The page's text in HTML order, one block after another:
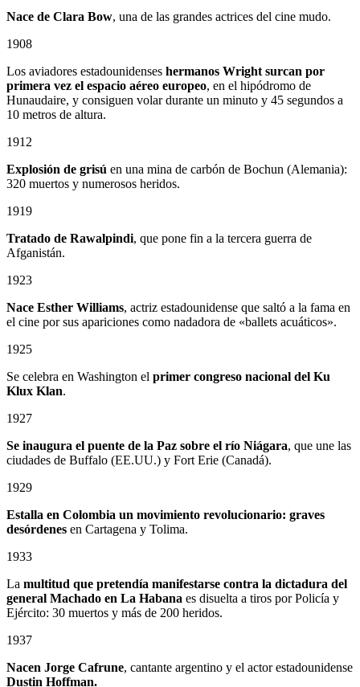
Nace de Clara Bow, una de las grandes actrices del cine mudo.
1908
Los aviadores estadounidenses hermanos Wright surcan por
primera vez el espacio aéreo europeo, en el hipódromo de
Hunaudaire, y consiguen volar durante un minuto y 45 segundos a
10 metros de altura.
1912
Explosión de grisú en una mina de carbón de Bochun (Alemania):
320 muertos y numerosos heridos.
1919
Tratado de Rawalpindi, que pone fin a la tercera guerra de
Afganistán.
1923
Nace Esther Williams, actriz estadounidense que saltó a la fama en
el cine por sus apariciones como nadadora de «ballets acuáticos».
1925
Se celebra en Washington el primer congreso nacional del Ku
Klux Klan.
1927
Se inaugura el puente de la Paz sobre el río Niágara, que une las
ciudades de Buffalo (EE.UU.) y Fort Erie (Canadá).
1929
Estalla en Colombia un movimiento revolucionario: graves
desórdenes en Cartagena y Tolima.
1933
La multitud que pretendía manifestarse contra la dictadura del
general Machado en La Habana es disuelta a tiros por Policía y
Ejército: 30 muertos y más de 200 heridos.
1937
Nacen Jorge Cafrune, cantante argentino y el actor estadounidense
Dustin Hoffman.